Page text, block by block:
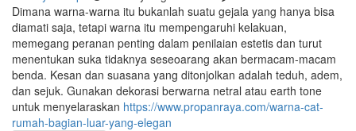
Dimana warna-warna itu bukanlah suatu gejala yang hanya bisa
diamati saja, tetapi warna itu mempengaruhi kelakuan,
memegang peranan penting dalam penilaian estetis dan turut
menentukan suka tidaknya seseoarang akan bermacam-macam
benda. Kesan dan suasana yang ditonjolkan adalah teduh, adem,
dan sejuk. Gunakan dekorasi berwarna netral atau earth tone
untuk menyelaraskan https://www.propanraya.com/warna-cat-
rumah-bagian-luar-yang-elegan